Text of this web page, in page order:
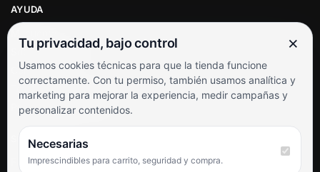
AYUDA
Soporte al cliente
Contacto
Términos y condiciones
Preguntas frecuentes
SÍGUENOS
Facebook
Tu privacidad, bajo control ×
Usamos cookies técnicas para que la tienda funcione
correctamente. Con tu permiso, también usamos analítica y
marketing para mejorar la experiencia, medir campañas y
personalizar contenidos.
Necesarias
Imprescindibles para carrito, seguridad y compra.